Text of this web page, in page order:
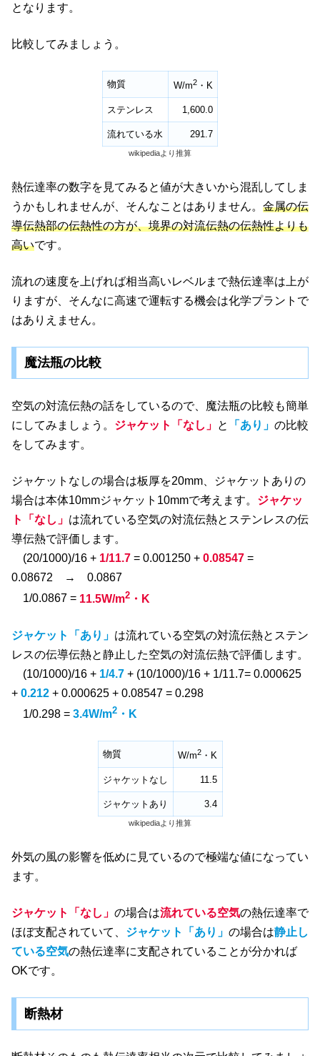
となります。
比較してみましょう。
物質 W/m2・K
ステンレス 1,600.0
流れている水 291.7
wikipediaより推算
熱伝達率の数字を見てみると値が大きいから混乱してしま
うかもしれませんが、そんなことはありません。 金属の伝
導伝熱部の伝熱性の方が、境界の対流伝熱の伝熱性よりも
高いです。
流れの速度を上げれば相当高いレベルまで熱伝達率は上が
りますが、そんなに高速で運転する機会は化学プラントで
はありえません。
魔法瓶の比較
空気の対流伝熱の話をしているので、魔法瓶の比較も簡単
にしてみましょう。 ジャケット「なし」 と 「あり」 の比較
をしてみます。
ジャケットなしの場合は板厚を20mm、ジャケットありの
場合は本体10mmジャケット10mmで考えます。 ジャケッ
ト「なし」 は流れている空気の対流伝熱とステンレスの伝
導伝熱で評価します。
(20/1000)/16 + 1/11.7 = 0.001250 + 0.08547 =
0.08672 → 0.0867
1/0.0867 = 11.5W/m2 ・K
ジャケット「あり」 は流れている空気の対流伝熱とステン
レスの伝導伝熱と静止した空気の対流伝熱で評価します。
(10/1000)/16 + 1/4.7 + (10/1000)/16 + 1/11.7= 0.000625
+ 0.212 + 0.000625 + 0.08547 = 0.298
1/0.298 = 3.4W/m2 ・K
物質 W/m2 ・K
ジャケットなし 11.5
ジャケットあり 3.4
wikipediaより推算
外気の風の影響を低めに見ているので極端な値になってい
ます。
ジャケット「なし」 の場合は流れている空気の熱伝達率で
ほぼ支配されていて、 ジャケット「あり」 の場合は静止し
ている空気の熱伝達率に支配されていることが分かれば
OKです。
断熱材